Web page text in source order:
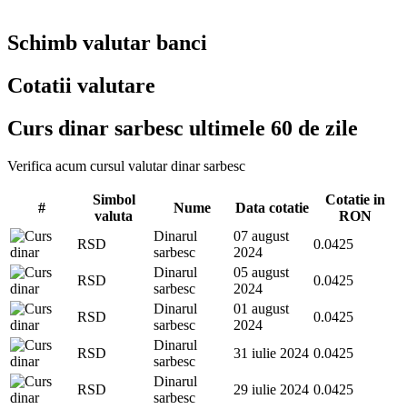
Schimb valutar banci
Cotatii valutare
Curs dinar sarbesc ultimele 60 de zile
Verifica acum cursul valutar dinar sarbesc
#
Simbol
valuta
Nume Data cotatie
Cotatie in
RON
RSD
Dinarul
sarbesc
07 august
2024
0.0425
RSD
Dinarul
sarbesc
05 august
2024
0.0425
RSD
Dinarul
sarbesc
01 august
2024
0.0425
RSD
Dinarul
sarbesc
31 iulie 2024 0.0425
RSD
Dinarul
sarbesc
29 iulie 2024 0.0425